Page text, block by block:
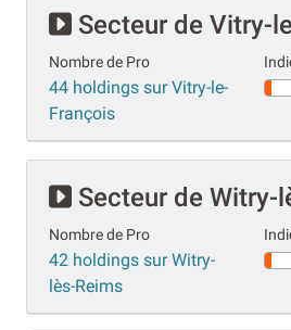
Secteur de Vitry-
Nombre de Pro
44 holdings sur Vitry-le-
François
Secteur de Witry-
Nombre de Pro
42 holdings sur Witry-
lès-Reims